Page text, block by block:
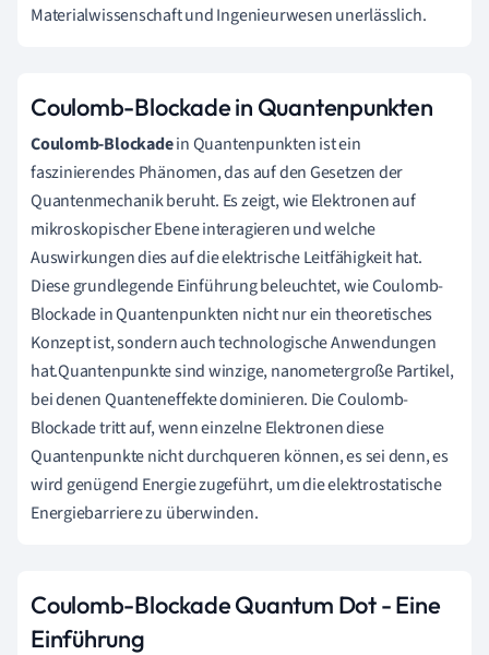
Materialwissenschaft und Ingenieurwesen unerlässlich.
Coulomb-Blockade in Quantenpunkten
Coulomb-Blockadein Quantenpunkten ist ein
faszinierendes Phänomen, das auf den Gesetzen der
Quantenmechanik beruht. Es zeigt, wie Elektronen auf
mikroskopischer Ebene interagieren und welche
Auswirkungen dies auf die elektrische Leitfähigkeit hat.
Diese grundlegende Einführung beleuchtet, wie Coulomb-
Blockade in Quantenpunkten nicht nur ein theoretisches
Konzept ist, sondern auch technologische Anwendungen
hat.Quantenpunkte sind winzige, nanometergroße Partikel,
bei denen Quanteneffekte dominieren. Die Coulomb-
Blockade tritt auf, wenn einzelne Elektronen diese
Quantenpunkte nicht durchqueren können, es sei denn, es
wird genügend Energie zugeführt, um die elektrostatische
Energiebarriere zu überwinden.
Coulomb-Blockade Quantum Dot - Eine
Einführung